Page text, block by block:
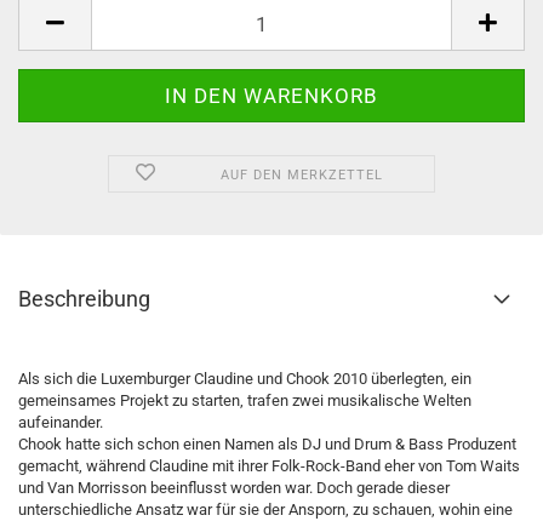
AUF DEN MERKZETTEL
Beschreibung
Als sich die Luxemburger Claudine und Chook 2010 überlegten, ein
gemeinsames Projekt zu starten, trafen zwei musikalische Welten
aufeinander.
Chook hatte sich schon einen Namen als DJ und Drum & Bass Produzent
gemacht, während Claudine mit ihrer Folk-Rock-Band eher von Tom Waits
und Van Morrisson beeinflusst worden war. Doch gerade dieser
unterschiedliche Ansatz war für sie der Ansporn, zu schauen, wohin eine